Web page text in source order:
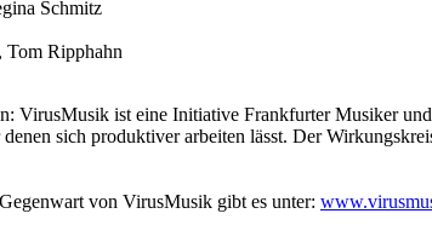
Schmitz
Tom Ripphahn
VirusMusik ist eine Initiative Frankfurter Musiker
sich produktiver arbeiten lässt. Der
von VirusMusik gibt es unter: